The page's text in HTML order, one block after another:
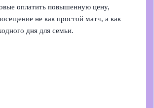
оплатить повышенную цену,
не как простой матч, а как
дня для семьи.